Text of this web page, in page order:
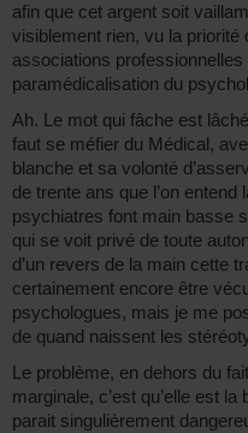
afin que cet argent soit
visiblement rien, vu la priorité
associations
paramédicalisation du
Ah. Le mot qui fâche est
faut se méfier du Médical,
blanche et sa volonté
de trente ans que l’on
psychiatres font main basse
qui se voit privé de toute
d’un revers de la main cette
certainement encore être
psychologues, mais je me
de quand naissent les
Le problème, en dehors du
marginale, c’est qu’elle est
parait singulièrement